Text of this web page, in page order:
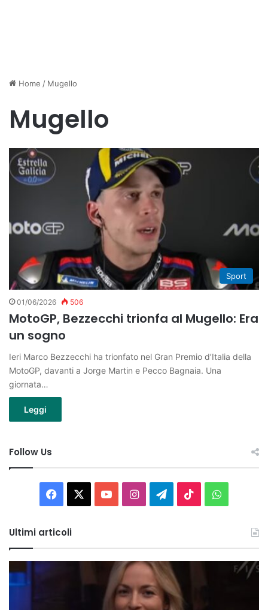
Home / Mugello
Mugello
Sport
01/06/2026 506
MotoGP, Bezzecchi trionfa al Mugello: Era
un sogno
Ieri Marco Bezzecchi ha trionfato nel Gran Premio d’Italia della
MotoGP, davanti a Jorge Martin e Pecco Bagnaia. Una
giornata…
Leggi
Follow Us
Facebook You InstagramTelegram
TikTok
Ultimi articoli